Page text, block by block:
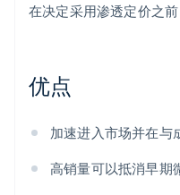
在决定采用渗透定价之
优点
加速进入市场并在与
高销量可以抵消早期